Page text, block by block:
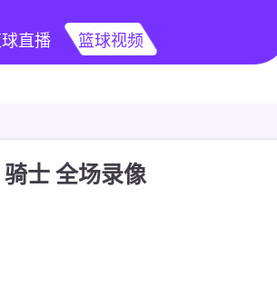
直播 篮球视频
士 全场录像